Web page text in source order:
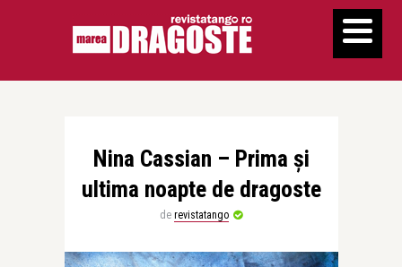
Nina Cassian – Prima și
ultima noapte de dragoste
de revistatango